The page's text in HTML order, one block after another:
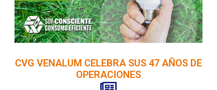
CVG VENALUM CELEBRA SUS 47 AÑOS DE
OPERACIONES